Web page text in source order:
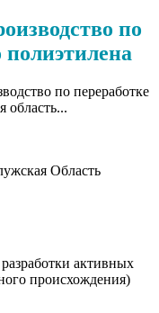
по
полиэтилена
по переработке
область...
Область
активных
происхождения)